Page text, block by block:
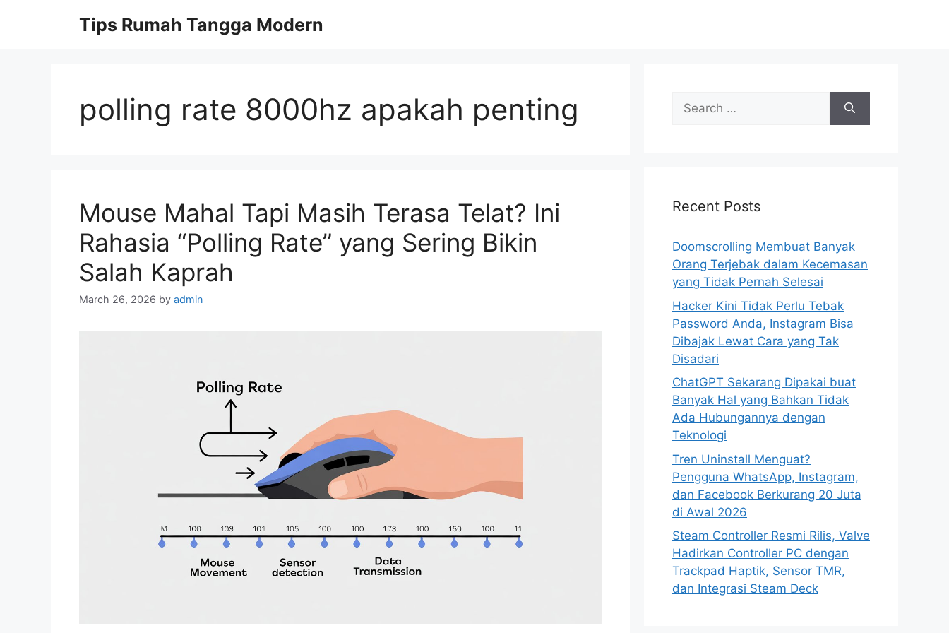
Tips Rumah Tangga Modern
polling rate 8000hz apakah penting
Mouse Mahal Tapi Masih Terasa Telat? Ini
Rahasia “Polling Rate” yang Sering Bikin
Salah Kaprah
March 26, 2026 by admin
f
r
:
Recent Posts
Doomscrolling Membuat Banyak
Orang Terjebak dalam Kecemasan
yang Tidak Pernah Selesai
Hacker Kini Tidak Perlu Tebak
Password Anda, Instagram Bisa
Dibajak Lewat Cara yang Tak
Disadari
ChatGPT Sekarang Dipakai buat
Banyak Hal yang Bahkan Tidak
Ada Hubungannya dengan
Teknologi
Tren Uninstall Menguat?
Pengguna WhatsApp, Instagram,
dan Facebook Berkurang 20 Juta
di Awal 2026
Steam Controller Resmi Rilis, Valve
Hadirkan Controller PC dengan
Trackpad Haptik, Sensor TMR,
dan Integrasi Steam Deck